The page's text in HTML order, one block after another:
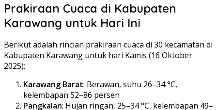
Prakiraan Cuaca di Kabupaten
Karawang untuk Hari Ini
Berikut adalah rincian prakiraan cuaca di 30 kecamatan di
Kabupaten Karawang untuk hari Kamis (16 Oktober
2025):
Karawang Barat: Berawan, suhu 26–34 °C,
kelembapan 52–86 persen
Pangkalan: Hujan ringan, 25–34 °C, kelembapan 49–